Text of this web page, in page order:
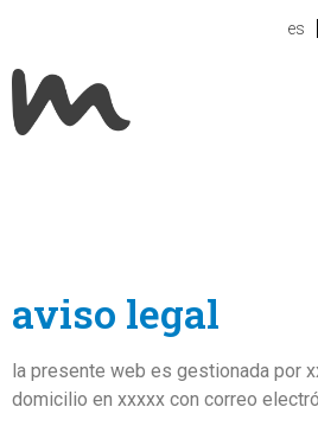
es
aviso legal
la presente web es gestionada por
domicilio en xxxxx con correo